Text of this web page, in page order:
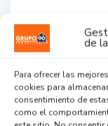
de
Para ofrecer las
cookies para
consentimiento de
como el
...